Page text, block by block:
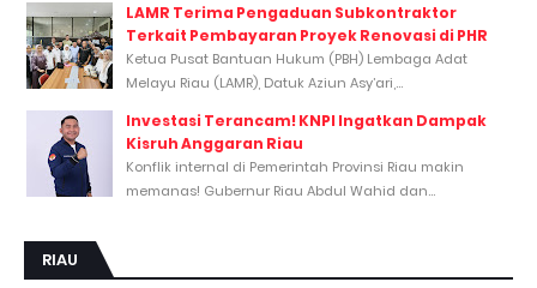
LAMR Terima Pengaduan Subkontraktor
Terkait Pembayaran Proyek Renovasi di PHR
Ketua Pusat Bantuan Hukum (PBH) Lembaga Adat
Melayu Riau (LAMR), Datuk Aziun Asy’ari,...
Investasi Terancam! KNPI Ingatkan Dampak
Kisruh Anggaran Riau
Konflik internal di Pemerintah Provinsi Riau makin
memanas! Gubernur Riau Abdul Wahid dan...
RIAU